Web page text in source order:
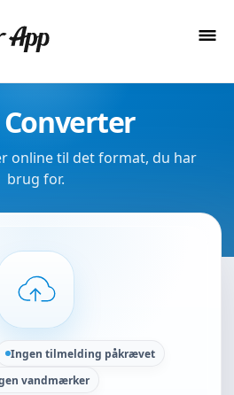
Converter
online til det format, du har
brug for.
Ingen tilmelding påkrævet
vandmærker